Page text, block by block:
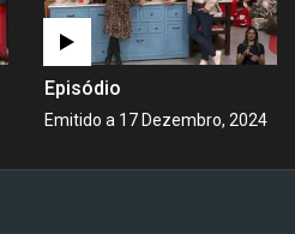
Episódio
Emitido a 17 Dezembro, 2024